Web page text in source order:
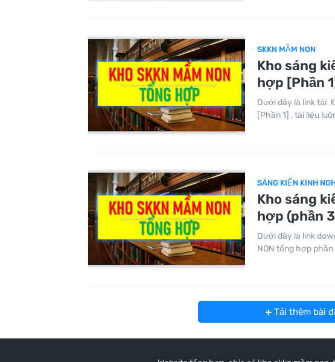
SKKN MẦM NON
Kho sáng
hợp [Phần
Dưới đây là link tải
[Phần 1] , tài liệu
SÁNG KIẾN KINH
Kho sáng
hợp (phần
Dưới đây là link
NON tổng hợp
Tải thêm bài